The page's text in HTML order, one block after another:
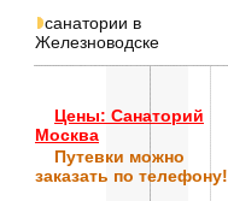
санатории в
Железноводске
Цены: Санаторий
Москва
Путевки можно
заказать по телефону!